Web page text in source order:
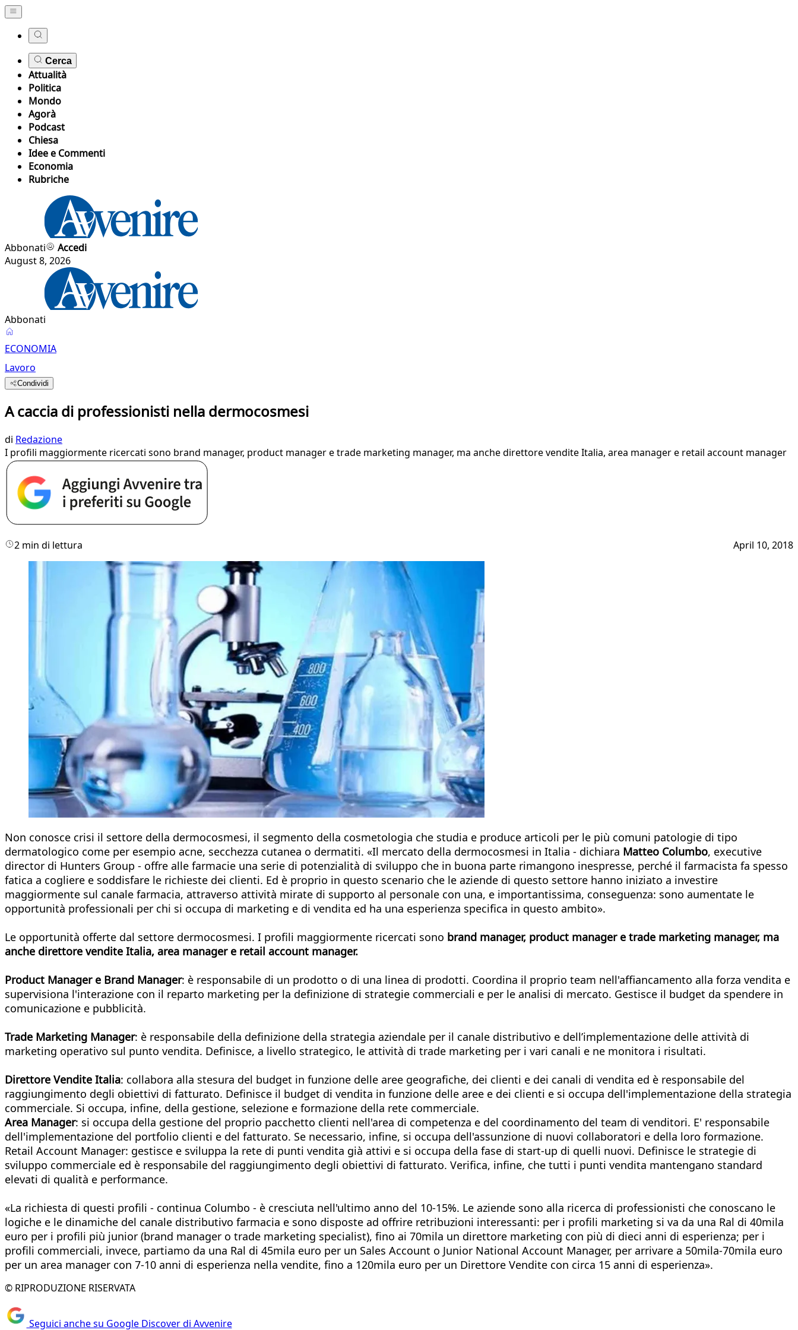
Cerca
Attualità
Politica
Mondo
Agorà
Podcast
Chiesa
Idee e Commenti
Economia
Rubriche
Abbonati
Accedi
August 8, 2026
Abbonati
ECONOMIA
Lavoro
Condividi
A caccia di professionisti nella dermocosmesi
di Redazione
I profili maggiormente ricercati sono brand manager, product manager e trade marketing manager, ma anche direttore vendite Italia, area manager e retail account manager
2 min di lettura April 10, 2018
Non conosce crisi il settore della dermocosmesi, il segmento della cosmetologia che studia e produce articoli per le più comuni patologie di tipo
dermatologico come per esempio acne, secchezza cutanea o dermatiti. «Il mercato della dermocosmesi in Italia - dichiara Matteo Columbo, executive
director di Hunters Group - offre alle farmacie una serie di potenzialità di sviluppo che in buona parte rimangono inespresse, perché il farmacista fa spesso
fatica a cogliere e soddisfare le richieste dei clienti. Ed è proprio in questo scenario che le aziende di questo settore hanno iniziato a investire
maggiormente sul canale farmacia, attraverso attività mirate di supporto al personale con una, e importantissima, conseguenza: sono aumentate le
opportunità professionali per chi si occupa di marketing e di vendita ed ha una esperienza specifica in questo ambito».
Le opportunità offerte dal settore dermocosmesi. I profili maggiormente ricercati sono brand manager, product manager e trade marketing manager, ma
anche direttore vendite Italia, area manager e retail account manager.
Product Manager e Brand Manager: è responsabile di un prodotto o di una linea di prodotti. Coordina il proprio team nell'affiancamento alla forza vendita e
supervisiona l'interazione con il reparto marketing per la definizione di strategie commerciali e per le analisi di mercato. Gestisce il budget da spendere in
comunicazione e pubblicità.
Trade Marketing Manager: è responsabile della definizione della strategia aziendale per il canale distributivo e dell’implementazione delle attività di
marketing operativo sul punto vendita. Definisce, a livello strategico, le attività di trade marketing per i vari canali e ne monitora i risultati.
Direttore Vendite Italia: collabora alla stesura del budget in funzione delle aree geografiche, dei clienti e dei canali di vendita ed è responsabile del
raggiungimento degli obiettivi di fatturato. Definisce il budget di vendita in funzione delle aree e dei clienti e si occupa dell'implementazione della strategia
commerciale. Si occupa, infine, della gestione, selezione e formazione della rete commerciale.
Area Manager: si occupa della gestione del proprio pacchetto clienti nell'area di competenza e del coordinamento del team di venditori. E' responsabile
dell'implementazione del portfolio clienti e del fatturato. Se necessario, infine, si occupa dell'assunzione di nuovi collaboratori e della loro formazione.
Retail Account Manager: gestisce e sviluppa la rete di punti vendita già attivi e si occupa della fase di start-up di quelli nuovi. Definisce le strategie di
sviluppo commerciale ed è responsabile del raggiungimento degli obiettivi di fatturato. Verifica, infine, che tutti i punti vendita mantengano standard
elevati di qualità e performance.
«La richiesta di questi profili - continua Columbo - è cresciuta nell'ultimo anno del 10-15%. Le aziende sono alla ricerca di professionisti che conoscano le
logiche e le dinamiche del canale distributivo farmacia e sono disposte ad offrire retribuzioni interessanti: per i profili marketing si va da una Ral di 40mila
euro per i profili più junior (brand manager o trade marketing specialist), fino ai 70mila un direttore marketing con più di dieci anni di esperienza; per i
profili commerciali, invece, partiamo da una Ral di 45mila euro per un Sales Account o Junior National Account Manager, per arrivare a 50mila-70mila euro
per un area manager con 7-10 anni di esperienza nella vendite, fino a 120mila euro per un Direttore Vendite con circa 15 anni di esperienza».
© RIPRODUZIONE RISERVATA
Seguici anche su Google Discover di Avvenire